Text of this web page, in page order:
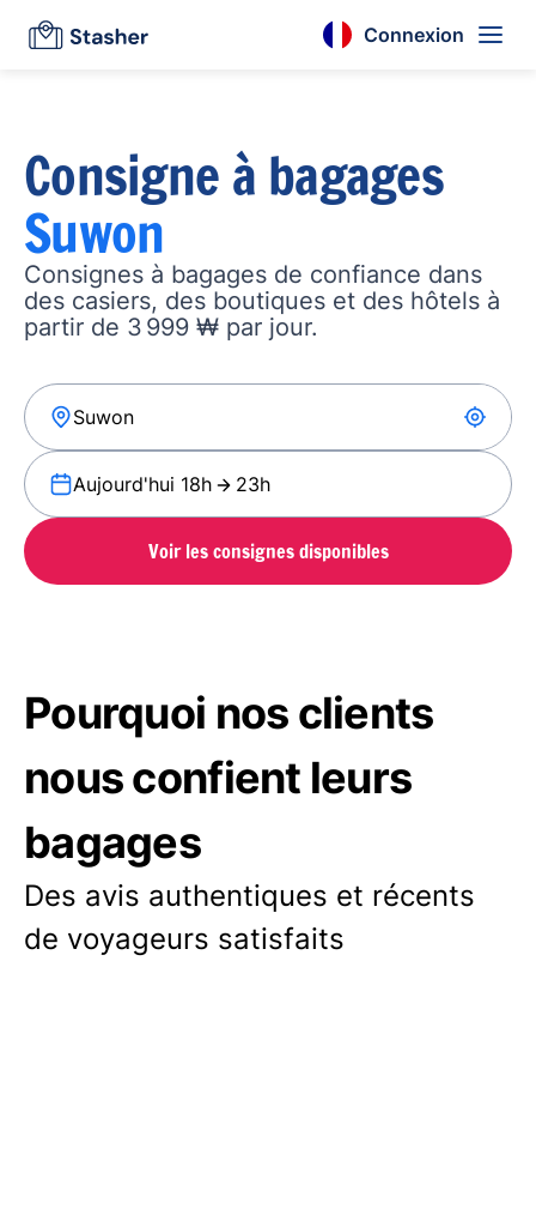
Connexion
Consigne à bagages
Suwon
Consignes à bagages de confiance dans
des casiers, des boutiques et des hôtels à
partir de 3 999 ₩ par jour.
Aujourd'hui 18h 23h
Voir les consignes disponibles
Pourquoi nos clients
nous confient leurs
bagages
Des avis authentiques et récents
de voyageurs satisfaits